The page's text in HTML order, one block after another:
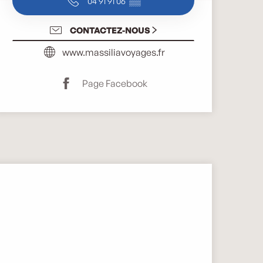
CONTACTEZ-NOUS
www.massiliavoyages.fr
Page Facebook